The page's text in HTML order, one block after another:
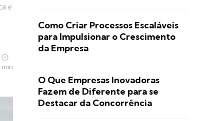
e
min
Como Criar Processos Escaláveis
para Impulsionar o Crescimento
da Empresa
O Que Empresas Inovadoras
Fazem de Diferente para se
Destacar da Concorrência